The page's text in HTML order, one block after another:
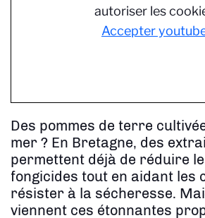
autoriser les
Accepter
Des pommes de terre
mer ? En Bretagne, des
permettent déjà de réduire
fongicides tout en aidant les
résister à la sécheresse.
viennent ces étonnantes